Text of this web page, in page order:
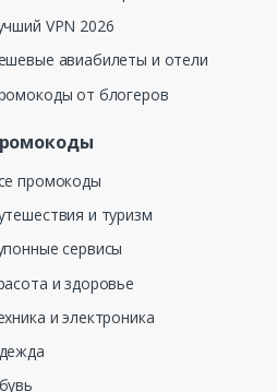
VPN 2026
авиабилеты и отели
от блогеров
промокоды
и туризм
сервисы
и здоровье
и электроника